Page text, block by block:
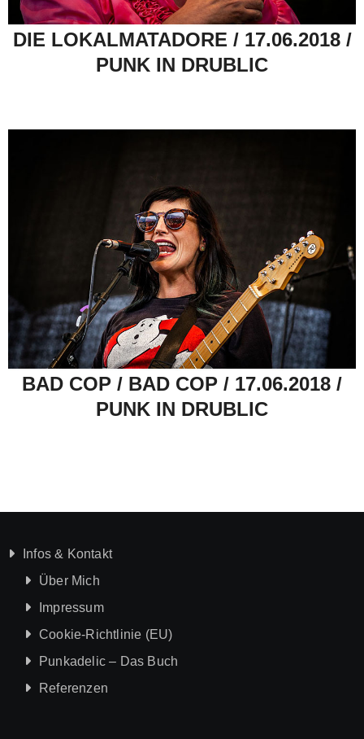
DIE LOKALMATADORE / 17.06.2018 /
PUNK IN DRUBLIC
BAD COP / BAD COP / 17.06.2018 /
PUNK IN DRUBLIC
Infos & Kontakt
Über Mich
Impressum
Cookie-Richtlinie (EU)
Punkadelic – Das Buch
Referenzen